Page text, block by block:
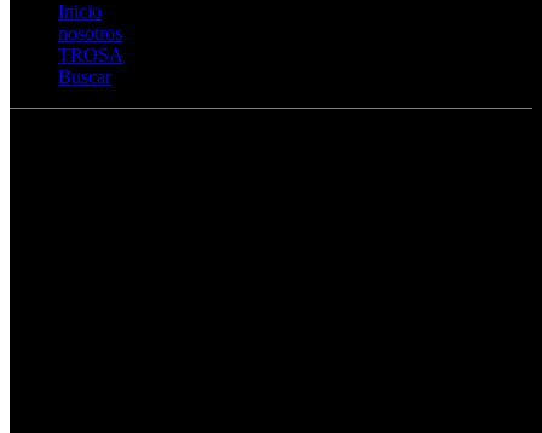
Inicio
nosotros
TROSA
Buscar